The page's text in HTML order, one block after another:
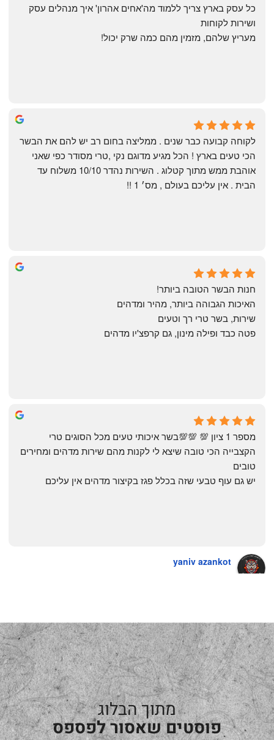
Shahaf Bendarker
6 months ago
ושירות לקוחות
מעריץ שלהם, מזמין מהם כמה שרק יכול!
Annael Annael
8 months ago
הבית . אין עליכם בעולם , מס׳ 1 !!
The Artechology
a year ago
חנות הבשר הטובה ביותר!
האיכות הגבוהה ביותר, מהיר ומדהים
שירות, בשר טרי רך וטעים
פטה כבד ופילה מינון, גם קרפצ'יו מדהים
yaniv azankot
טובים
יש גם עוף טבעי שזה בכלל פגז בקיצור מדהים אין עליכם
מתוך הבלוג
פוסטים שאסור לפספס